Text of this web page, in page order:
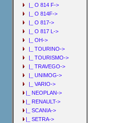
|_ O 814 F->
|_ O 814F->
|_ O 817->
|_ O 817 L->
|_ OH->
|_ TOURINO->
|_ TOURISMO->
|_ TRAVEGO->
|_ UNIMOG->
|_ VARIO->
|_ NEOPLAN->
|_ RENAULT->
|_ SCANIA->
|_ SETRA->